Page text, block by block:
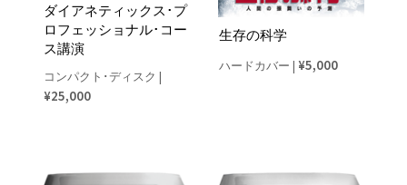
ダイアネティックス･プ
ロフェッショナル･コー
ス講演
コンパクト･ディスク |
¥25,000
生存の科学
ハードカバー | ¥5,000